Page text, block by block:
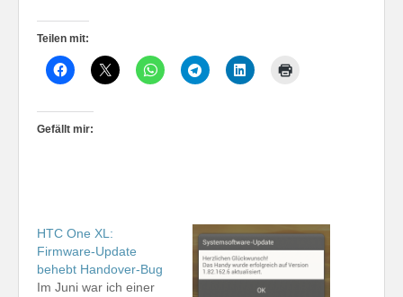
Teilen mit:
Gefällt mir:
HTC One XL:
Firmware-Update
behebt Handover-Bug
Im Juni war ich einer